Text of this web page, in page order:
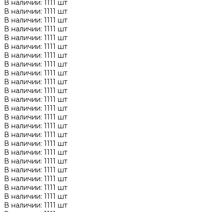
В наличии: 1111 шт
В наличии: 1111 шт
В наличии: 1111 шт
В наличии: 1111 шт
В наличии: 1111 шт
В наличии: 1111 шт
В наличии: 1111 шт
В наличии: 1111 шт
В наличии: 1111 шт
В наличии: 1111 шт
В наличии: 1111 шт
В наличии: 1111 шт
В наличии: 1111 шт
В наличии: 1111 шт
В наличии: 1111 шт
В наличии: 1111 шт
В наличии: 1111 шт
В наличии: 1111 шт
В наличии: 1111 шт
В наличии: 1111 шт
В наличии: 1111 шт
В наличии: 1111 шт
В наличии: 1111 шт
В наличии: 1111 шт